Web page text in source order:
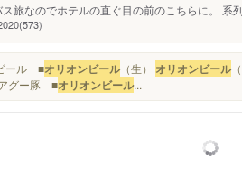
旅なのでホテルの直ぐ目の前のこちらに。 系
ール ■オリオンビール（生） オリオンビール
グー豚 ■オリオンビール...